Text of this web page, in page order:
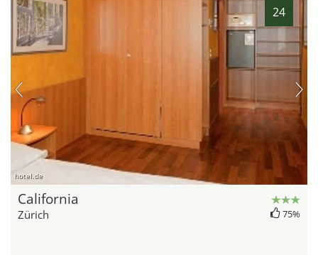
24
hotel.de
California
Zürich 75%